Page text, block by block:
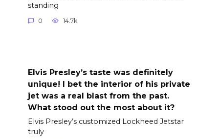
standing
0 14.7k.
Elvis Presley’s taste was definitely
unique! I bet the interior of his private
jet was a real blast from the past.
What stood out the most about it?
Elvis Presley’s customized Lockheed Jetstar
truly